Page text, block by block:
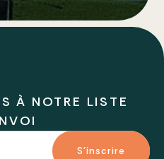
À NOTRE LISTE
S'inscrire